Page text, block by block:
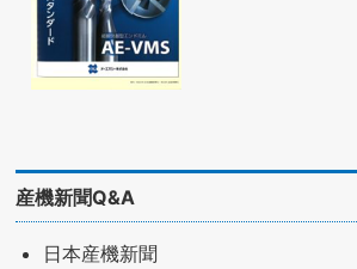
産機新聞Q&A
日本産機新聞